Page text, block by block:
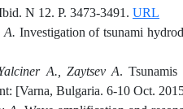
N 12. P. 3473-3491. URL
A. Investigation of tsunami
A., Zaytsev A.
[Varna, Bulgaria. 6-10 Oct.